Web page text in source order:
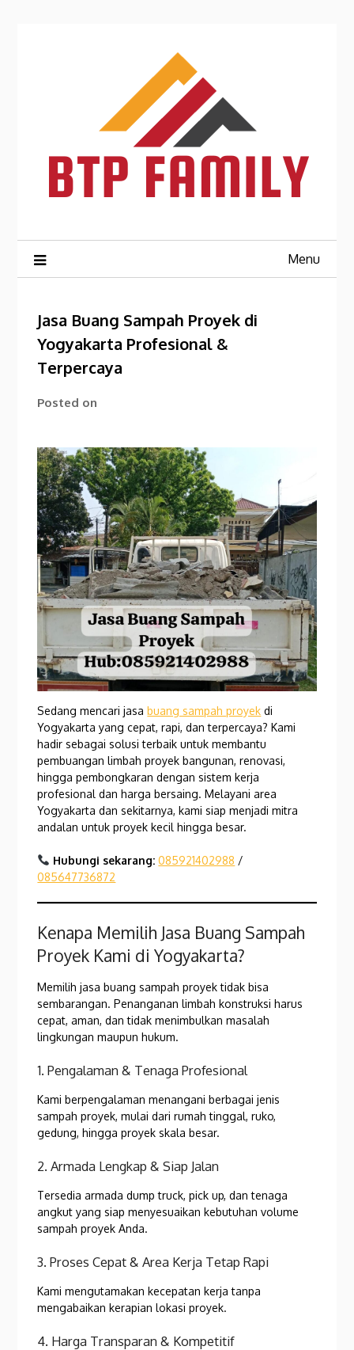
Menu
Jasa Buang Sampah Proyek di
Yogyakarta Profesional &
Terpercaya
Posted on
Sedang mencari jasabuang sampah proyek di
Yogyakarta yang cepat, rapi, dan terpercaya? Kami
hadir sebagai solusi terbaik untuk membantu
pembuangan limbah proyek bangunan, renovasi,
hingga pembongkaran dengan sistem kerja
profesional dan harga bersaing. Melayani area
Yogyakarta dan sekitarnya, kami siap menjadi mitra
andalan untuk proyek kecil hingga besar.
Hubungi sekarang: 085921402988 /
085647736872
Kenapa Memilih Jasa Buang Sampah
Proyek Kami di Yogyakarta?
Memilih jasa buang sampah proyek tidak bisa
sembarangan. Penanganan limbah konstruksi harus
cepat, aman, dan tidak menimbulkan masalah
lingkungan maupun hukum.
1. Pengalaman & Tenaga Profesional
Kami berpengalaman menangani berbagai jenis
sampah proyek, mulai dari rumah tinggal, ruko,
gedung, hingga proyek skala besar.
2. Armada Lengkap & Siap Jalan
Tersedia armada dump truck, pick up, dan tenaga
angkut yang siap menyesuaikan kebutuhan volume
sampah proyek Anda.
3. Proses Cepat & Area Kerja Tetap Rapi
Kami mengutamakan kecepatan kerja tanpa
mengabaikan kerapian lokasi proyek.
4. Harga Transparan & Kompetitif